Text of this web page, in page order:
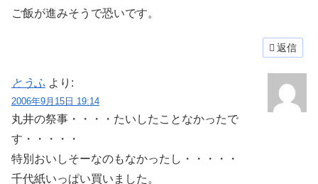
ご飯が進みそうで恐いです。
返信
とうふ より:
2006年9月15日 19:14
丸井の祭事・・・・たいしたことなかったで
す・・・・・
特別おいしそーなのもなかったし・・・・・
千代紙いっぱい買いました。